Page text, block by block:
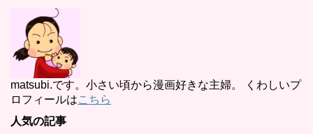
matsubi.です。小さい頃から漫画好きな主婦。 くわしいプ
ロフィールはこちら
人気の記事